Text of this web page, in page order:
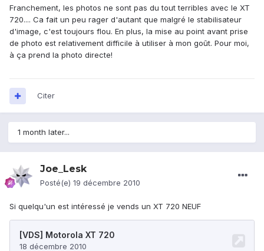
Franchement, les photos ne sont pas du tout terribles avec le XT
720.... Ca fait un peu rager d'autant que malgré le stabilisateur
d'image, c'est toujours flou. En plus, la mise au point avant prise
de photo est relativement difficile à utiliser à mon goût. Pour moi,
à ça prend la photo directe!
Citer
1 month later...
Joe_Lesk
Posté(e) 19 décembre 2010
Si quelqu'un est intéressé je vends un XT 720 NEUF